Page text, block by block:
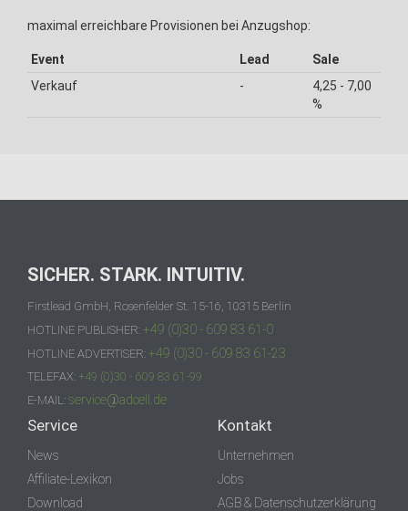
maximal erreichbare Provisionen bei Anzugshop:
Event Lead
Sale
Verkauf
-
4,25 - 7,00
%
SICHER. STARK. INTUITIV.
Firstlead GmbH, Rosenfelder St. 15-16, 10315 Berlin
HOTLINE PUBLISHER: +49 (0)30 - 609 83 61-0
HOTLINE ADVERTISER: +49 (0)30 - 609 83 61-23
TELEFAX: +49 (0)30 - 609 83 61-99
E-MAIL: service@adcell.de
Service
News
Affiliate-Lexikon
Download
Kontakt
Unternehmen
Jobs
AGB & Datenschutzerklärung